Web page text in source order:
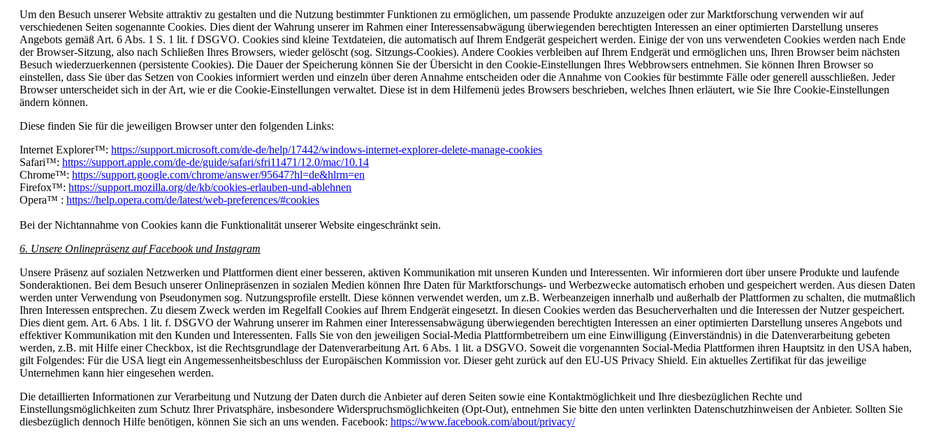
Um den Besuch unserer Website attraktiv zu gestalten und die Nutzung bestimmter Funktionen zu ermöglichen, um passende Produkte anzuzeigen oder zur Marktforschung verwenden wir auf
verschiedenen Seiten sogenannte Cookies. Dies dient der Wahrung unserer im Rahmen einer Interessensabwägung überwiegenden berechtigten Interessen an einer optimierten Darstellung unseres
Angebots gemäß Art. 6 Abs. 1 S. 1 lit. f DSGVO. Cookies sind kleine Textdateien, die automatisch auf Ihrem Endgerät gespeichert werden. Einige der von uns verwendeten Cookies werden nach Ende
der Browser-Sitzung, also nach Schließen Ihres Browsers, wieder gelöscht (sog. Sitzungs-Cookies). Andere Cookies verbleiben auf Ihrem Endgerät und ermöglichen uns, Ihren Browser beim nächsten
Besuch wiederzuerkennen (persistente Cookies). Die Dauer der Speicherung können Sie der Übersicht in den Cookie-Einstellungen Ihres Webbrowsers entnehmen. Sie können Ihren Browser so
einstellen, dass Sie über das Setzen von Cookies informiert werden und einzeln über deren Annahme entscheiden oder die Annahme von Cookies für bestimmte Fälle oder generell ausschließen. Jeder
Browser unterscheidet sich in der Art, wie er die Cookie-Einstellungen verwaltet. Diese ist in dem Hilfemenü jedes Browsers beschrieben, welches Ihnen erläutert, wie Sie Ihre Cookie-Einstellungen
ändern können.
Diese finden Sie für die jeweiligen Browser unter den folgenden Links:
Internet Explorer™: https://support.microsoft.com/de-de/help/17442/windows-internet-explorer-delete-manage-cookies
Safari™: https://support.apple.com/de-de/guide/safari/sfri11471/12.0/mac/10.14
Chrome™: https://support.google.com/chrome/answer/95647?hl=de&hlrm=en
Firefox™: https://support.mozilla.org/de/kb/cookies-erlauben-und-ablehnen
Opera™ : https://help.opera.com/de/latest/web-preferences/#cookies
Bei der Nichtannahme von Cookies kann die Funktionalität unserer Website eingeschränkt sein.
6. Unsere Onlinepräsenz auf Facebook und Instagram
Unsere Präsenz auf sozialen Netzwerken und Plattformen dient einer besseren, aktiven Kommunikation mit unseren Kunden und Interessenten. Wir informieren dort über unsere Produkte und laufende
Sonderaktionen. Bei dem Besuch unserer Onlinepräsenzen in sozialen Medien können Ihre Daten für Marktforschungs- und Werbezwecke automatisch erhoben und gespeichert werden. Aus diesen Daten
werden unter Verwendung von Pseudonymen sog. Nutzungsprofile erstellt. Diese können verwendet werden, um z.B. Werbeanzeigen innerhalb und außerhalb der Plattformen zu schalten, die mutmaßlich
Ihren Interessen entsprechen. Zu diesem Zweck werden im Regelfall Cookies auf Ihrem Endgerät eingesetzt. In diesen Cookies werden das Besucherverhalten und die Interessen der Nutzer gespeichert.
Dies dient gem. Art. 6 Abs. 1 lit. f. DSGVO der Wahrung unserer im Rahmen einer Interessensabwägung überwiegenden berechtigten Interessen an einer optimierten Darstellung unseres Angebots und
effektiver Kommunikation mit den Kunden und Interessenten. Falls Sie von den jeweiligen Social-Media Plattformbetreibern um eine Einwilligung (Einverständnis) in die Datenverarbeitung gebeten
werden, z.B. mit Hilfe einer Checkbox, ist die Rechtsgrundlage der Datenverarbeitung Art. 6 Abs. 1 lit. a DSGVO. Soweit die vorgenannten Social-Media Plattformen ihren Hauptsitz in den USA haben,
gilt Folgendes: Für die USA liegt ein Angemessenheitsbeschluss der Europäischen Kommission vor. Dieser geht zurück auf den EU-US Privacy Shield. Ein aktuelles Zertifikat für das jeweilige
Unternehmen kann hier eingesehen werden.
Die detaillierten Informationen zur Verarbeitung und Nutzung der Daten durch die Anbieter auf deren Seiten sowie eine Kontaktmöglichkeit und Ihre diesbezüglichen Rechte und
Einstellungsmöglichkeiten zum Schutz Ihrer Privatsphäre, insbesondere Widerspruchsmöglichkeiten (Opt-Out), entnehmen Sie bitte den unten verlinkten Datenschutzhinweisen der Anbieter. Sollten Sie
diesbezüglich dennoch Hilfe benötigen, können Sie sich an uns wenden. Facebook: https://www.facebook.com/about/privacy/